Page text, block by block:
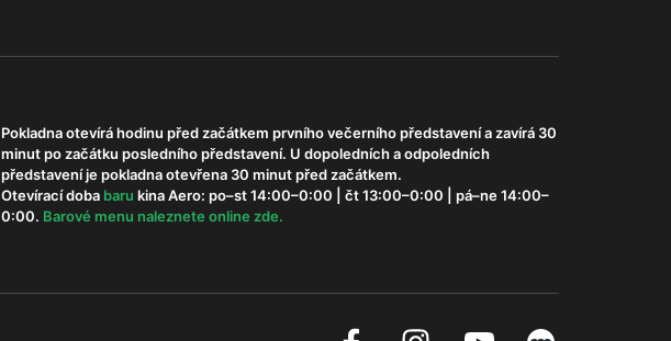
Pokladna otevírá hodinu před začátkem prvního večerního představení a zavírá 30
minut po začátku posledního představení. U dopoledních a odpoledních
představení je pokladna otevřena 30 minut před začátkem.
Otevírací doba baru kina Aero: po–st 14:00–0:00 | čt 13:00–0:00 | pá–ne 14:00–
0:00. Barové menu naleznete online zde.